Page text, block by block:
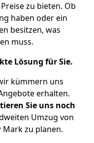
zu bieten. Ob
haben oder ein
besitzen, was
muss.
Lösung für Sie.
kümmern uns
erhalten.
Sie uns noch
Umzug von
Mark zu planen.